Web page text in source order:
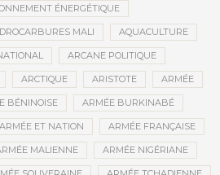
ÉNERGÉTIQUE
MALI AQUACULTURE
ARCANE POLITIQUE
ARCTIQUE ARISTOTE ARMÉE
BÉNINOISE ARMÉE BURKINABÉ
ARMÉE ET NATION ARMÉE FRANÇAISE
MALIENNE ARMÉE NIGÉRIANE